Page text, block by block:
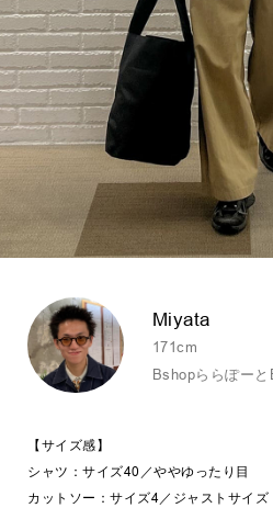
Miyata
171cm
Bshopららぽー
【サイズ感】
シャツ：サイズ40／ややゆったり目
カットソー：サイズ4／ジャストサイズ